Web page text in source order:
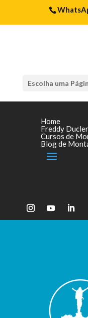
Escolha uma
Home
Freddy
Cursos de
Blog de